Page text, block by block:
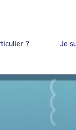
? Je